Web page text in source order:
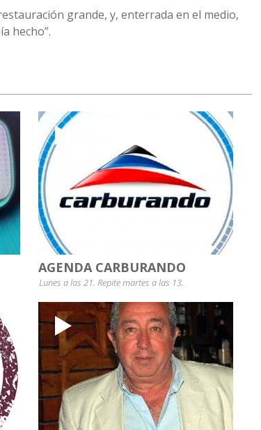
grande, y, enterrada en el medio,
hecho”.
AGENDA CARBURANDO
Lunes a las 21. Repite martes a las 13.